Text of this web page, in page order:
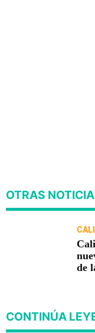
OTRAS
CALI
de
CONTINÚA